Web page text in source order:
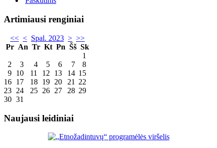
Artimiausi renginiai
<< < Spal. 2023 > >>
Pr An Tr Kt Pn Šš Sk
1
2
3 4 5 6 7
8
9 10 11 12 13 14 15
16 17 18 19 20 21
22
23 24 25 26 27 28 29
30 31
Naujausi leidiniai